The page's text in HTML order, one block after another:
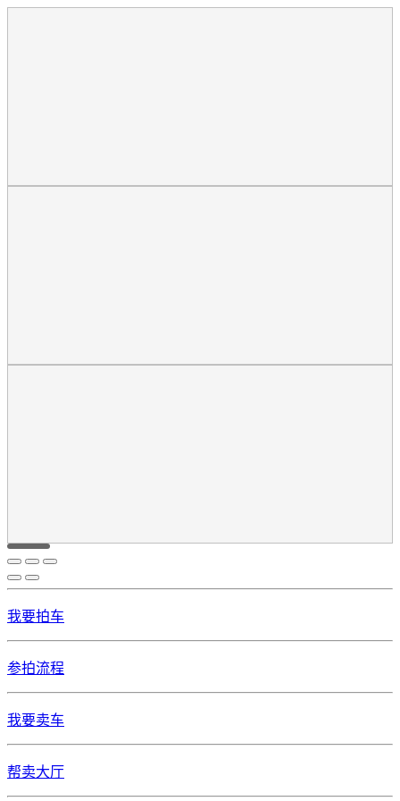
我要拍车
参拍流程
我要卖车
帮卖大厅